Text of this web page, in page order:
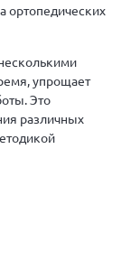
ортопедических
упрощает
Это
различных